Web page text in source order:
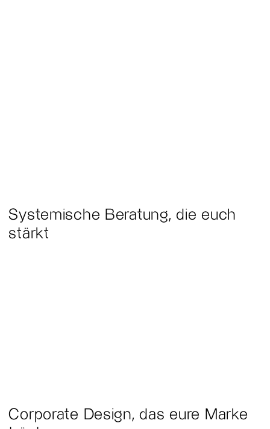
Systemische Beratung, die euch
stärkt
Corporate Design, das eure Marke